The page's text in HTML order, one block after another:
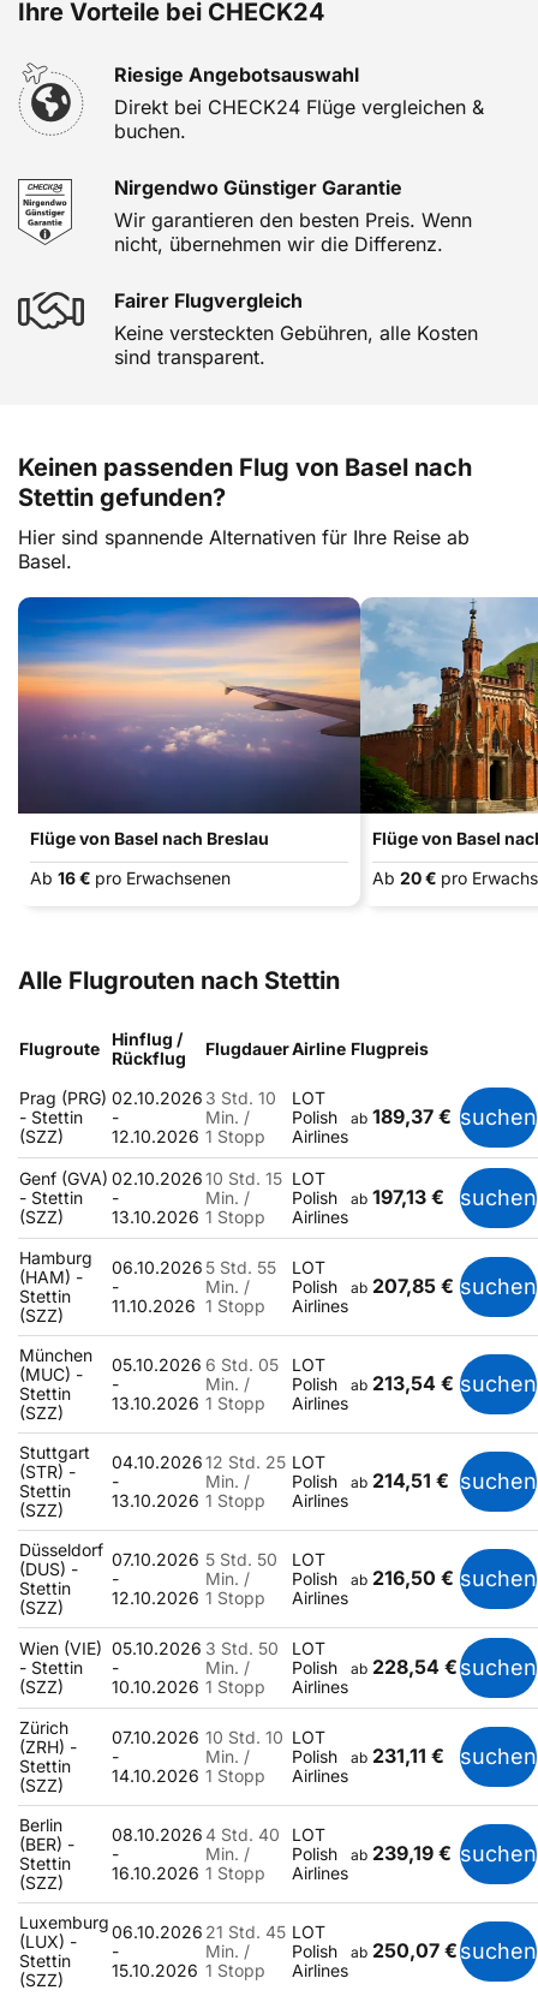
Ihre Vorteile bei CHECK24
Riesige Angebotsauswahl
Direkt bei CHECK24 Flüge vergleichen &
buchen.
Nirgendwo Günstiger Garantie
Wir garantieren den besten Preis. Wenn
nicht, übernehmen wir die Differenz.
Fairer Flugvergleich
Keine versteckten Gebühren, alle Kosten
sind transparent.
Keinen passenden Flug von Basel nach
Stettin gefunden?
Hier sind spannende Alternativen für Ihre Reise ab
Basel.
Flüge von Basel nach Breslau
Ab 16 € pro Erwachsenen
Flüge von Basel
Ab 20 € pro
Alle Flugrouten nach Stettin
Flugroute
Hinflug /
Rückflug
FlugdauerAirline Flugpreis
Prag (PRG)
- Stettin
(SZZ)
02.10.2026
-
12.10.2026
3 Std. 10
Min. /
1 Stopp
LOT
Polish
Airlines
ab 189,37 € suchen
Genf (GVA)
- Stettin
(SZZ)
02.10.2026
-
13.10.2026
10 Std. 15
Min. /
1 Stopp
LOT
Polish
Airlines
ab 197,13 € suchen
Hamburg
(HAM) -
Stettin
(SZZ)
06.10.2026
-
11.10.2026
5 Std. 55
Min. /
1 Stopp
LOT
Polish
Airlines
ab 207,85 € suchen
München
(MUC) -
Stettin
(SZZ)
05.10.2026
-
13.10.2026
6 Std. 05
Min. /
1 Stopp
LOT
Polish
Airlines
ab 213,54 € suchen
Stuttgart
(STR) -
Stettin
(SZZ)
04.10.2026
-
13.10.2026
12 Std. 25
Min. /
1 Stopp
LOT
Polish
Airlines
ab 214,51 € suchen
Düsseldorf
(DUS) -
Stettin
(SZZ)
07.10.2026
-
12.10.2026
5 Std. 50
Min. /
1 Stopp
LOT
Polish
Airlines
ab 216,50 € suchen
Wien (VIE)
- Stettin
(SZZ)
05.10.2026
-
10.10.2026
3 Std. 50
Min. /
1 Stopp
LOT
Polish
Airlines
ab 228,54 €suchen
Zürich
(ZRH) -
Stettin
(SZZ)
07.10.2026
-
14.10.2026
10 Std. 10
Min. /
1 Stopp
LOT
Polish
Airlines
ab 231,11 € suchen
Berlin
(BER) -
Stettin
(SZZ)
08.10.2026
-
16.10.2026
4 Std. 40
Min. /
1 Stopp
LOT
Polish
Airlines
ab 239,19 € suchen
Luxemburg
(LUX) -
Stettin
(SZZ)
06.10.2026
-
15.10.2026
21 Std. 45
Min. /
1 Stopp
LOT
Polish
Airlines
ab 250,07 €suchen